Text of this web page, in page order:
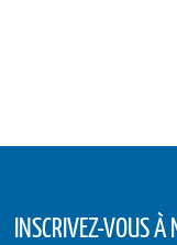
INSCRIVEZ-VOUS À